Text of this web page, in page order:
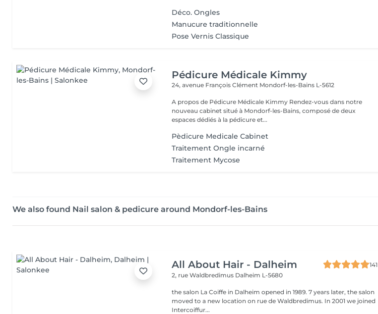
Déco. Ongles
Manucure traditionnelle
Pose Vernis Classique
Pédicure Médicale Kimmy
24, avenue François Clément Mondorf-les-Bains L-5612
A propos de Pédicure Médicale Kimmy Rendez-vous dans notre
nouveau cabinet situé à Mondorf-les-Bains, composé de deux
espaces dédiés à la pédicure et...
Pèdicure Medicale Cabinet
Traitement Ongle incarné
Traitement Mycose
We also found Nail salon & pedicure around Mondorf-les-Bains
All About Hair - Dalheim
141
2, rue Waldbredimus Dalheim L-5680
the salon La Coiffe in Dalheim opened in 1989. 7 years later, the salon
moved to a new location on rue de Waldbredimus. In 2001 we joined
Intercoiffur...